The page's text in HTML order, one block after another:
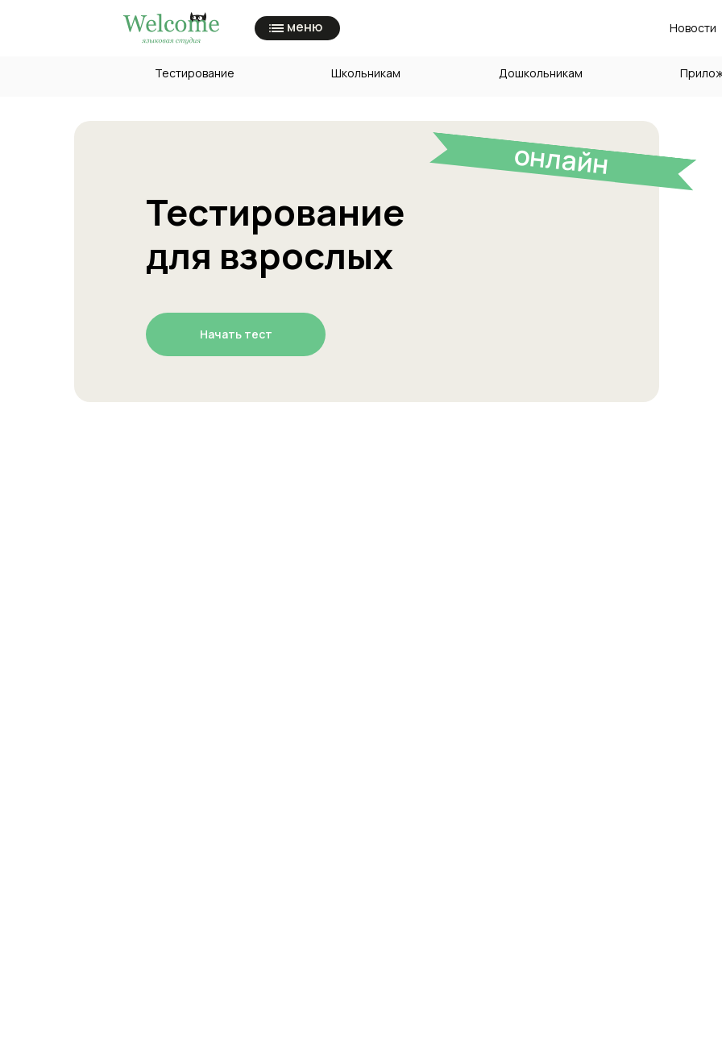
меню Новости
Тестирование Школьникам Дошкольникам
онлайн
Тестирование
для взрослых
Начать тест